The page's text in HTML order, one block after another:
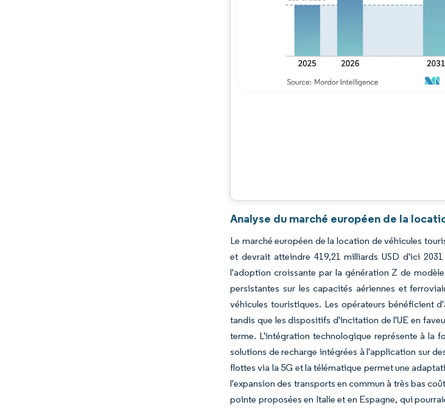
Analyse du marché européen de la
Le marché européen de la location de véhicules
et devrait atteindre 419,21 milliards USD d'ici
l'adoption croissante par la génération Z de
persistantes sur les capacités aériennes et
véhicules touristiques. Les opérateurs bénéficient
tandis que les dispositifs d'incitation de l'UE en
terme. L'intégration technologique représente à la
solutions de recharge intégrées à l'application sur
flottes via la 5G et la télématique permet une
l'expansion des transports en commun à très bas
pointe proposées en Italie et en Espagne, qui